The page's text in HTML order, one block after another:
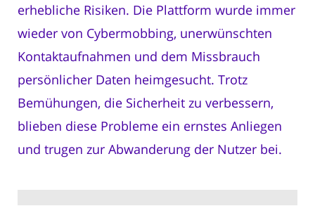
erhebliche Risiken. Die Plattform wurde immer
wieder von Cybermobbing, unerwünschten
Kontaktaufnahmen und dem Missbrauch
persönlicher Daten heimgesucht. Trotz
Bemühungen, die Sicherheit zu verbessern,
blieben diese Probleme ein ernstes Anliegen
und trugen zur Abwanderung der Nutzer bei.